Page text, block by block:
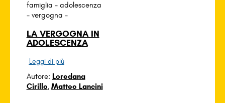
famiglia - adolescenza
- vergogna -
LA VERGOGNA IN
ADOLESCENZA
Leggi di più
Autore: Loredana
Cirillo, Matteo Lancini